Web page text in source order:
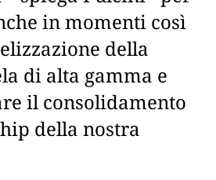
in momenti così
della
di alta gamma e
il consolidamento
della nostra